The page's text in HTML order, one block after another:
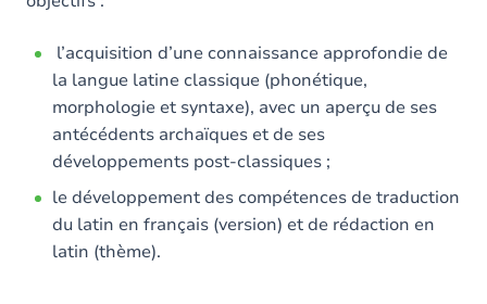
l’acquisition d’une connaissance approfondie de
la langue latine classique (phonétique,
morphologie et syntaxe), avec un aperçu de ses
antécédents archaïques et de ses
développements post-classiques ;
le développement des compétences de traduction
du latin en français (version) et de rédaction en
latin (thème).